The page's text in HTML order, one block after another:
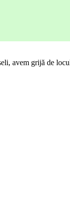
avem grijă de